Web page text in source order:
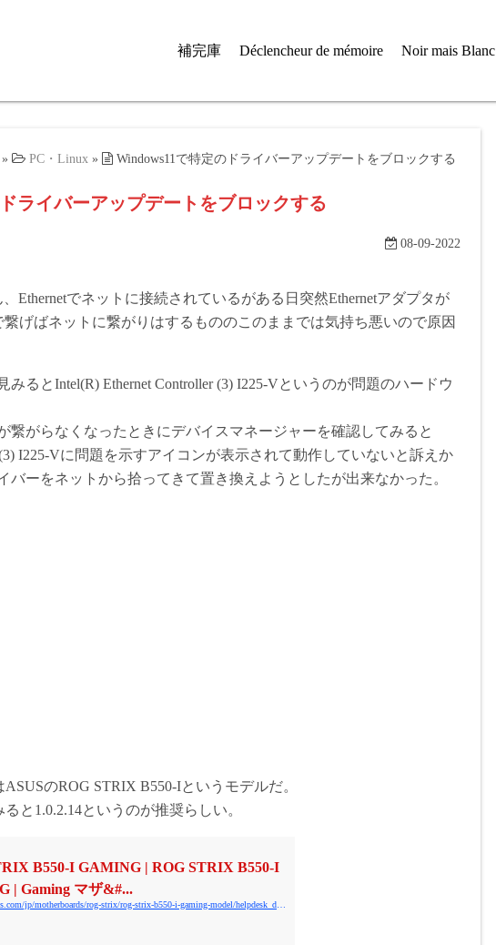
補完庫 Déclencheur de mémoire Noir mais Blanc
» PC・Linux » Windows11で特定のドライバーアップデートをブロックする
ライバーアップデートをブロックする
08-09-2022
、Ethernetでネットに接続されているがある日突然Ethernetアダプタが
げばネットに繋がりはするもののこのままでは気持ち悪いので原因
るとIntel(R) Ethernet Controller (3) I225-Vというのが問題のハードウ
繋がらなくなったときにデバイスマネージャーを確認してみると
(3) I225-Vに問題を示すアイコンが表示されて動作していないと訴えか
バーをネットから拾ってきて置き換えようとしたが出来なかった。
ASUSのROG STRIX B550-Iというモデルだ。
と1.0.2.14というのが推奨らしい。
B550-I GAMING | ROG STRIX B550-I
| Gaming マザ&#...